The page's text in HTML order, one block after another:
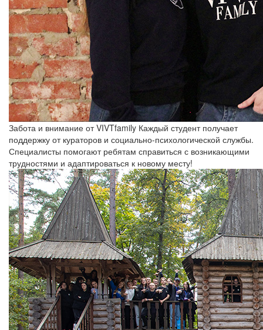
Забота и внимание от VIVTfamily Каждый студент получает
поддержку от кураторов и социально-психологической службы.
Специалисты помогают ребятам справиться с возникающими
трудностями и адаптироваться к новому месту!